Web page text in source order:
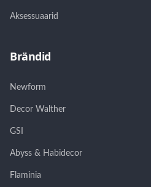
Aksessuaarid
Brändid
Newform
Decor Walther
GSI
Abyss & Habidecor
Flaminia